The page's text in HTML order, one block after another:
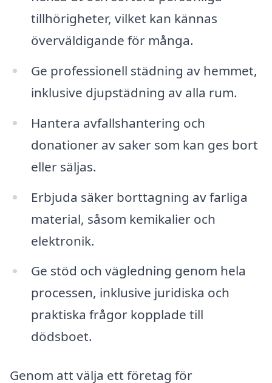
tillhörigheter, vilket kan kännas
överväldigande för många.
Ge professionell städning av hemmet,
inklusive djupstädning av alla rum.
Hantera avfallshantering och
donationer av saker som kan ges bort
eller säljas.
Erbjuda säker borttagning av farliga
material, såsom kemikalier och
elektronik.
Ge stöd och vägledning genom hela
processen, inklusive juridiska och
praktiska frågor kopplade till
dödsboet.
Genom att välja ett företag för